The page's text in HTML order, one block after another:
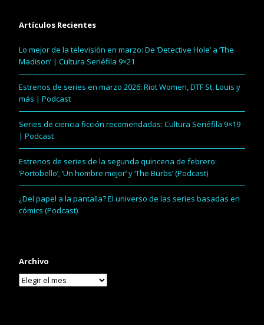
Artículos Recientes
Lo mejor de la televisión en marzo: De ‘Detective Hole’ a ‘The
Madison’ | Cultura Seriéfila 9×21
Estrenos de series en marzo 2026: Riot Women, DTF St. Louis y
más | Podcast
Series de ciencia ficción recomendadas: Cultura Seriéfila 9×19
| Podcast
Estrenos de series de la segunda quincena de febrero:
‘Portobello’, ‘Un hombre mejor’ y ‘The Burbs’ (Podcast)
¿Del papel a la pantalla? El universo de las series basadas en
cómics (Podcast)
Archivo